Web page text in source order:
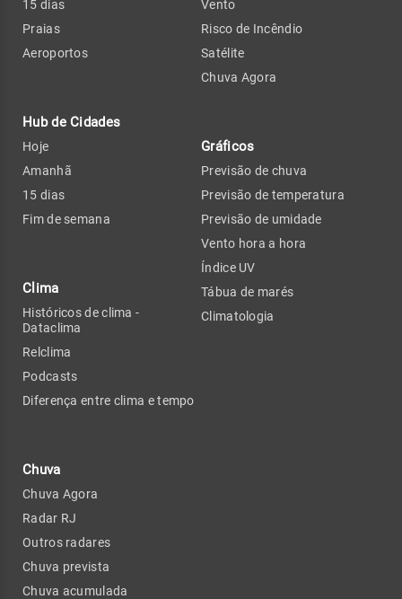
15 dias
Praias
Aeroportos
Hub de Cidades
Hoje
Amanhã
15 dias
Fim de semana
Clima
Históricos de clima -
Dataclima
Relclima
Podcasts
Diferença entre clima e tempo
Chuva
Chuva Agora
Radar RJ
Outros radares
Chuva prevista
Chuva acumulada
Vento
Risco de Incêndio
Satélite
Chuva Agora
Gráficos
Previsão de chuva
Previsão de temperatura
Previsão de umidade
Vento hora a hora
Índice UV
Tábua de marés
Climatologia